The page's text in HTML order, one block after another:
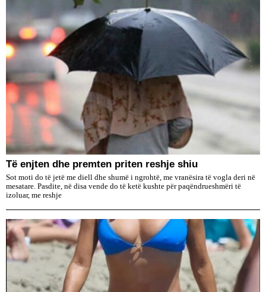
Të enjten dhe premten priten reshje shiu
Sot moti do të jetë me diell dhe shumë i ngrohtë, me vranësira të vogla deri në
mesatare. Pasdite, në disa vende do të ketë kushte për paqëndrueshmëri të
izoluar, me reshje